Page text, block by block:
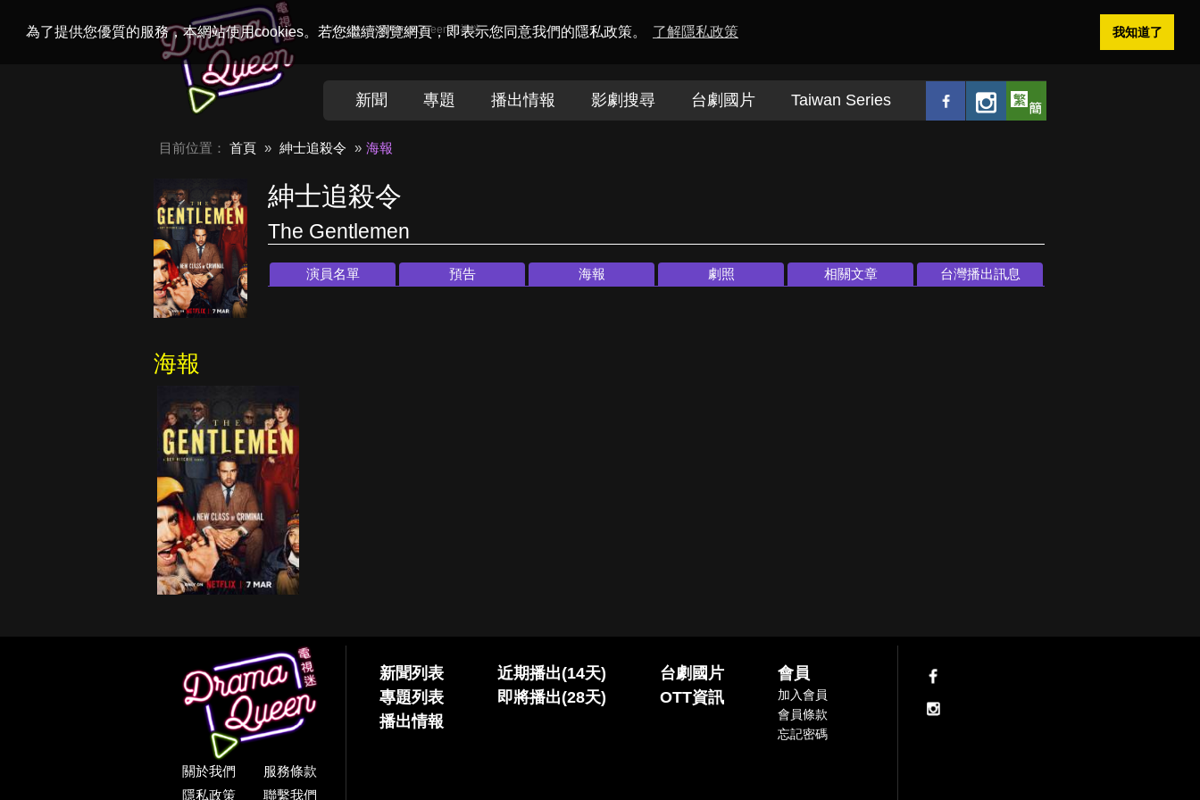
為了提供您優質的服務，本網站使用cookies。若您繼續瀏覽網頁，即表示您同意我們的隱私政策。 了解隱私政策 我知道了
Welcome toDramaQueen電視迷
新聞 專題 播出情報 影劇搜尋 台劇國片 Taiwan Series
目前位置： 首頁 紳士追殺令 海報
紳士追殺令
The Gentlemen
演員名單 預告 海報 劇照 相關文章 台灣播出訊息
海報
關於我們
服務條款
隱私政策
聯繫我們
新聞列表
專題列表
播出情報
近期播出(14天)
即將播出(28天)
台劇國片
OTT資訊
會員
加入會員
會員條款
忘記密碼